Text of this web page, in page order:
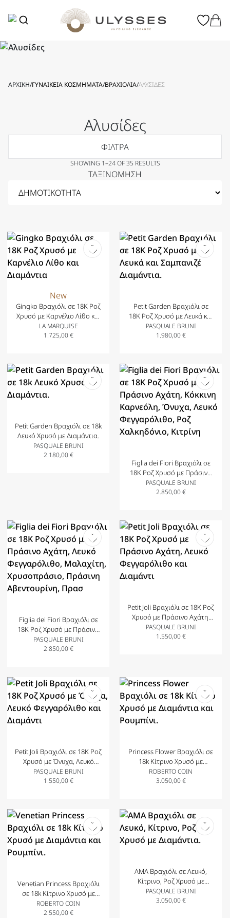
ΑΡΧΙΚΉ/ΓΥΝΑΙΚΕΊΑ KΟΣΜΉΜΑΤΑ/ΒΡΑΧΙΌΛΙΑ/ΑΛΥΣΊΔΕΣ
Αλυσίδες
ΦΙΛΤΡΑ
SHOWING 1–24 OF 35 RESULTS
ΤΑΞΙΝΌΜΗΣΗ
New
Gingko Βραχιόλι σε 18Κ Ροζ
Χρυσό με Καρνέλιο Λίθο και
Διαμάντια
LA MARQUISE
1.725,00€
Petit Garden Βραχιόλι σε
18K Ροζ Χρυσό με Λευκά και
Σαμπανιζέ Διαμάντια.
PASQUALE BRUNI
1.980,00€
Petit Garden Βραχιόλι σε 18k
Λευκό Χρυσό με Διαμάντια.
PASQUALE BRUNI
2.180,00€
Figlia dei Fiori Βραχιόλι σε
18Κ Ροζ Χρυσό με Πράσινο
Αχάτη, Κόκκινη Καρνεόλη,
Όνυχα, Λευκό Φεγγαρόλιθο,
PASQUALE BRUNI
2.850,00€
Figlia dei Fiori Βραχιόλι σε
18Κ Ροζ Χρυσό με Πράσινο
Αχάτη, Λευκό Φεγγαρόλιθο,
Μαλαχίτη, Χρυσοπράσιο,
PASQUALE BRUNI
2.850,00€
Petit Joli Βραχιόλι σε 18Κ Ροζ
Χρυσό με Πράσινο Αχάτη,
Λευκό Φεγγαρόλιθο και
Διαμάντι
PASQUALE BRUNI
1.550,00€
Petit Joli Βραχιόλι σε 18Κ Ροζ
Χρυσό με Όνυχα, Λευκό
Φεγγαρόλιθο και Διαμάντι
PASQUALE BRUNI
1.550,00€
Princess Flower Βραχιόλι σε
18k Κίτρινο Χρυσό με
Διαμάντια και Ρουμπίνι.
ROBERTO COIN
3.050,00€
Venetian Princess Βραχιόλι
σε 18k Κίτρινο Χρυσό με
Διαμάντια και Ρουμπίνι.
ROBERTO COIN
2.550,00€
AMA Βραχιόλι σε Λευκό,
Κίτρινο, Ροζ Χρυσό με
Διαμάντια.
PASQUALE BRUNI
3.050,00€